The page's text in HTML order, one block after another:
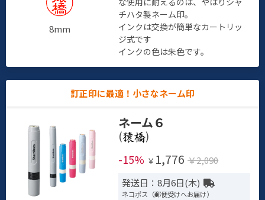
8mm
チハタ製ネーム印。
インクは交換が簡単なカートリッ
ジ式です
インクの色は朱色です。
訂正印に最適！小さなネーム印
ネーム６
(
)
-15% ￥ 1,776 ￥2,090
発送日：8月6日(木)
ネコポス（郵便受けへお届け）